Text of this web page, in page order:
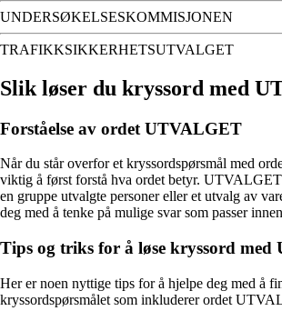
UNDERSØKELSESKOMMISJONEN
TRAFIKKSIKKERHETSUTVALGET
Slik løser du kryssord med
Forståelse av ordet UTVALGET
Når du står overfor et kryssordspørsmål med
viktig å først forstå hva ordet betyr.
en gruppe utvalgte personer eller et utvalg av
deg med å tenke på mulige svar som passer
Tips og triks for å løse kryssord
Her er noen nyttige tips for å hjelpe deg med å
kryssordspørsmålet som inkluderer ordet